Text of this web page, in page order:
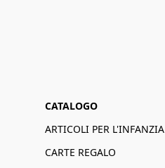
CATALOGO
ARTICOLI PER L'INFANZIA
CARTE REGALO